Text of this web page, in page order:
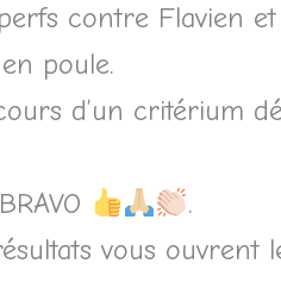
contre Flavien
poule.
d’un critérium
.
vous